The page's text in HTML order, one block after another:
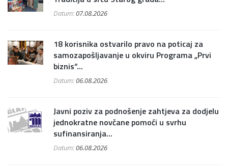
Datum:07.08.2026
18 korisnika ostvarilo pravo na poticaj za
samozapošljavanje u okviru Programa „Prvi
biznis“...
Datum:06.08.2026
Javni poziv za podnošenje zahtjeva za dodjelu
jednokratne novčane pomoći u svrhu
sufinansiranja...
Datum:06.08.2026